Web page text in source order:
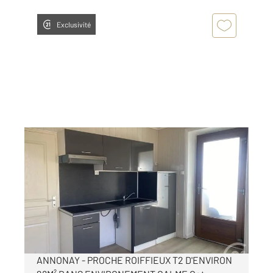
Exclusivité
ANNONAY 07
28,51 m2, 2 pièces
Ref : 5321
Appartement T2 à louer
345 €
par mois charges comprises
ANNONAY - PROCHE ROIFFIEUX T2 D'ENVIRON